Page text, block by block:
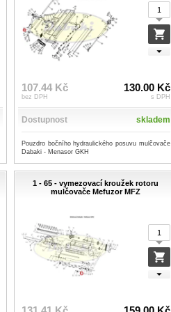
107.44 Kč
bez DPH
130.00 Kč
s DPH
Dostupnost skladem
Pouzdro bočního hydraulického posuvu mulčovače
Dabaki - Menasor GKH
1 - 65 - vymezovací kroužek rotoru
mulčovače Mefuzor MFZ